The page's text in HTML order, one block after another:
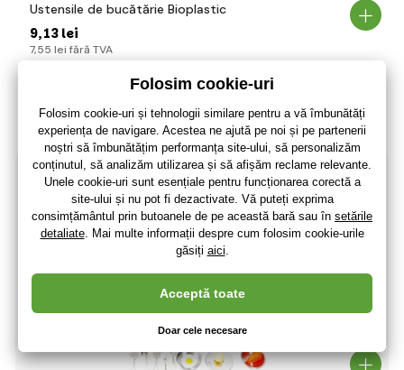
Ustensile de bucătărie Bioplastic
9,13 lei
7,55 lei fără TVA
Ultimele 2 bucăți(La dumneavoastră 13.08.)
-46%